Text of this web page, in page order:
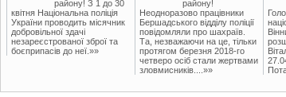
району! З 1 до 30
квітня Національна поліція
України проводить місячник
добровільної здачі
незареєстрованої зброї та
боєприпасів до неї.»»
району!
Неодноразово працівники
Бершадського відділу поліції
повідомляли про шахраїв.
Та, незважаючи на це, тільки
протягом березня 2018-го
четверо осіб стали жертвами
зловмисників....»»